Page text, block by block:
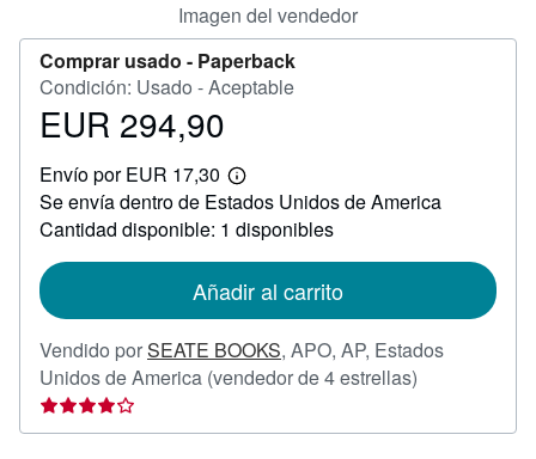
Imagen del vendedor
Comprar usado - Paperback
Condición: Usado - Aceptable
Precio
294,90
EUR 294,90
Envío por EUR 17,30
Más
información
sobre
las
envío
Se envía dentro de Estados Unidos de America
Cantidad disponible: 1 disponibles
Añadir al carrito
Vendido porSEATE BOOKS, APO, AP, Estados
Unidos de America (vendedor de 4 estrellas)
vendedor: